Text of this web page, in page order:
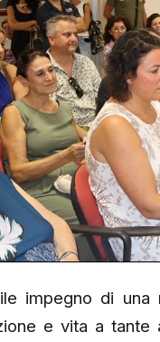
impegno di una
e vita a